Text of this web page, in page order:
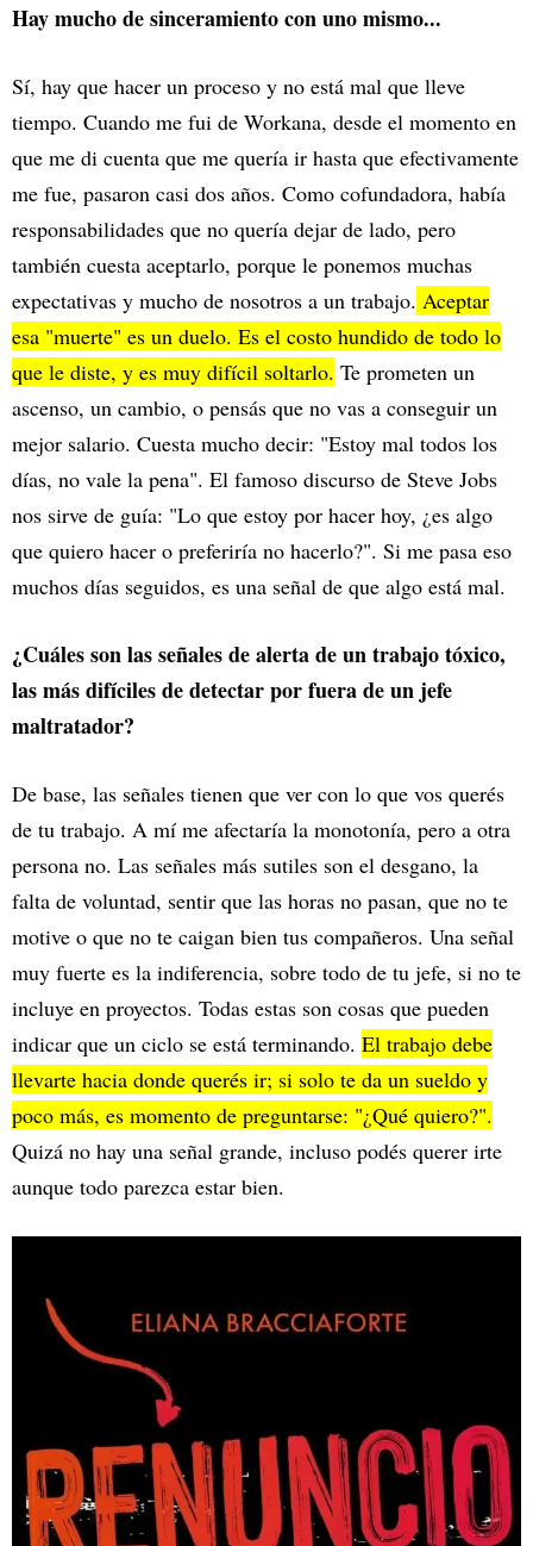
Hay mucho de sinceramiento con uno mismo...
Sí, hay que hacer un proceso y no está mal que lleve
tiempo. Cuando me fui de Workana, desde el momento en
que me di cuenta que me quería ir hasta que efectivamente
me fue, pasaron casi dos años. Como cofundadora, había
responsabilidades que no quería dejar de lado, pero
también cuesta aceptarlo, porque le ponemos muchas
expectativas y mucho de nosotros a un trabajo. Aceptar
esa "muerte" es un duelo. Es el costo hundido de todo lo
que le diste, y es muy difícil soltarlo. Te prometen un
ascenso, un cambio, o pensás que no vas a conseguir un
mejor salario. Cuesta mucho decir: "Estoy mal todos los
días, no vale la pena". El famoso discurso de Steve Jobs
nos sirve de guía: "Lo que estoy por hacer hoy, ¿es algo
que quiero hacer o preferiría no hacerlo?". Si me pasa eso
muchos días seguidos, es una señal de que algo está mal.
¿Cuáles son las señales de alerta de un trabajo tóxico,
las más difíciles de detectar por fuera de un jefe
maltratador?
De base, las señales tienen que ver con lo que vos querés
de tu trabajo. A mí me afectaría la monotonía, pero a otra
persona no. Las señales más sutiles son el desgano, la
falta de voluntad, sentir que las horas no pasan, que no te
motive o que no te caigan bien tus compañeros. Una señal
muy fuerte es la indiferencia, sobre todo de tu jefe, si no te
incluye en proyectos. Todas estas son cosas que pueden
indicar que un ciclo se está terminando. El trabajo debe
llevarte hacia donde querés ir; si solo te da un sueldo y
poco más, es momento de preguntarse: "¿Qué quiero?".
Quizá no hay una señal grande, incluso podés querer irte
aunque todo parezca estar bien.